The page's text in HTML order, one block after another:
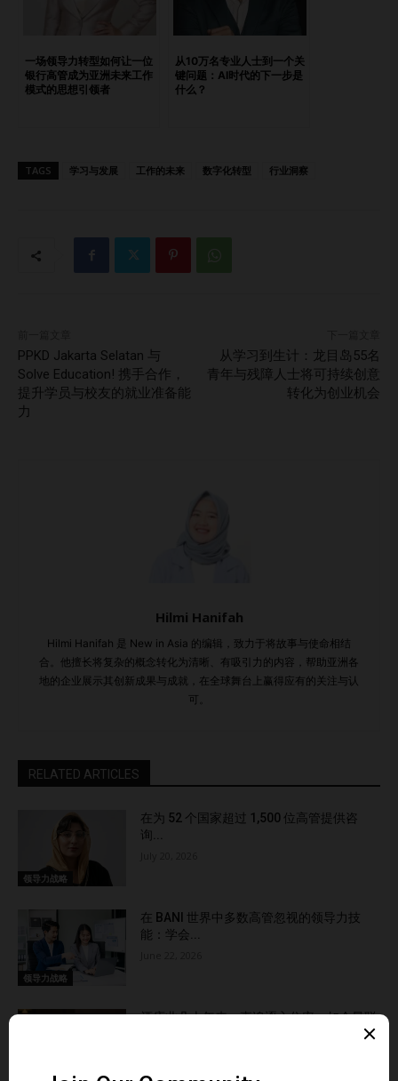
James Walkden 与此同时，Walkden 认为，如果员工想避免
职业倦怠，就必须拥有足够的自主权来管理自己的精力与职
况下提供灵活居家办公安排，以及为前线团队提供弹性排班。
更重要的是，它帮助建立了一种让员工在平衡工作与个人生活
率下降超过50%。 同期，宾客体验评分提升了13%，酒店也实
意为企业全力以赴。” 或许，职业倦怠并非成功无法避免的代
价。 Gen Z 并不想承担更少责任 关于 Gen…
一场领导力转型如何让一位
银行高管成为亚洲未来工作
模式的思想引领者
从10万名专业人士到一个关
键问题：AI时代的下一步是
什么？
TAGS 学习与发展 工作的未来 数字化转型 行业洞察
PPKD Jakarta Selatan 与
Solve Education! 携手合作，
提升学员与校友的就业准备能
力
从学习到生计：龙目岛55名
青年与残障人士将可持续创意
转化为创业机会
Hilmi Hanifah
Hilmi Hanifah 是 New in Asia 的编辑，致力于将故事与使命相结
合。他擅长将复杂的概念转化为清晰、有吸引力的内容，帮助亚洲各
地的企业展示其创新成果与成就，在全球舞台上赢得应有的关注与认
可。
RELATED ARTICLES
领导力战略
在为 52 个国家超过 1,500 位高管提供咨
询...
领导力战略
在 BANI 世界中多数高管忽视的领导力技
能：学会...
领导力战略
酒店业几十年来一直追逐入住率，如今最聪